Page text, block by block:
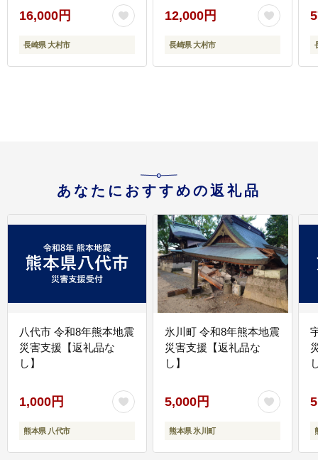
果物 / 大村市 / 産直松吉
[ACZC007]
16,000円
長崎県 大村市
ちわたや[ACCC015]
12,000円
長崎県 大村市
あなたにおすすめの返礼品
八代市 令和8年熊本地震
災害支援【返礼品な
し】
1,000円
熊本県 八代市
氷川町 令和8年熊本地震
災害支援【返礼品な
し】
5,000円
熊本県 氷川町